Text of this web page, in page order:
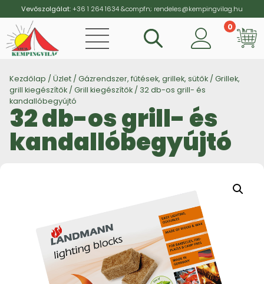
Vevőszolgálat:+36 1 264 1634&compfn; rendeles@kempingvilag.hu
0
Kezdőlap / Üzlet / Gázrendszer, fűtések, grillek, sütők / Grillek,
grill kiegészítők / Grill kiegészítők / 32 db-os grill- és
kandallóbegyújtó
32 db-os grill- és
kandallóbegyújtó